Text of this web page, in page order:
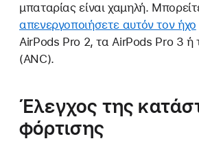
μπαταρίας είναι χαμηλή.
απενεργοποιήσετε αυτόν τον ήχο
AirPods Pro 2, τα AirPods Pro 3 ή
(ANC).
Έλεγχος της
φόρτισης